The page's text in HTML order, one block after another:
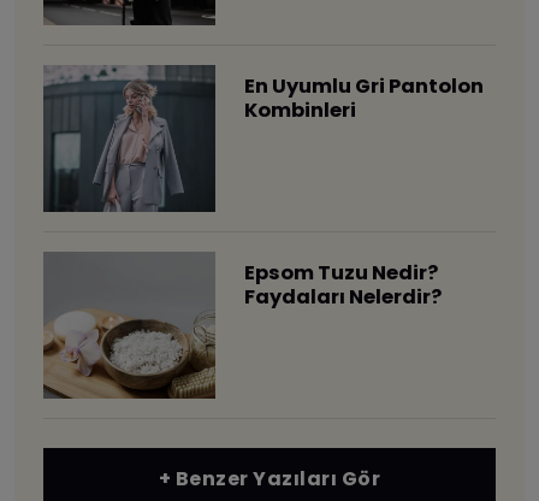
En Uyumlu Gri Pantolon
Kombinleri
Epsom Tuzu Nedir?
Faydaları Nelerdir?
+ Benzer Yazıları Gör